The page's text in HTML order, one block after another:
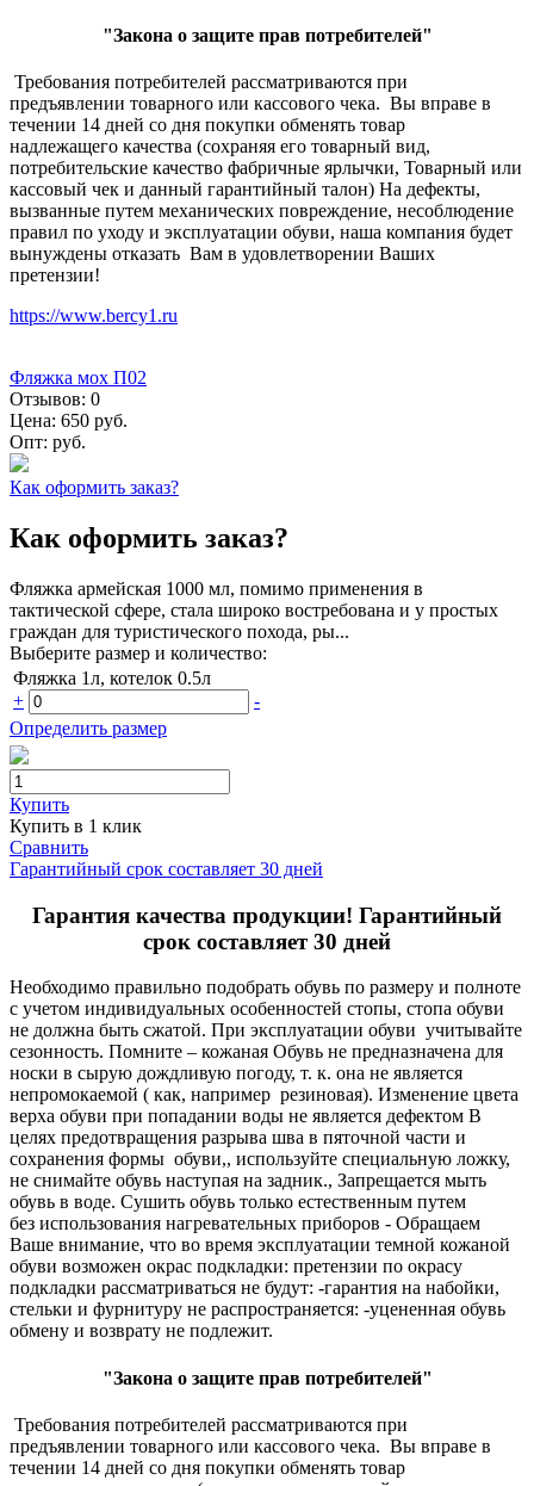
"Закона о защите прав потребителей"
Требования потребителей рассматриваются при
предъявлении товарного или кассового чека. Вы вправе в
течении 14 дней со дня покупки обменять товар
надлежащего качества (сохраняя его товарный вид,
потребительские качество фабричные ярлычки, Товарный или
кассовый чек и данный гарантийный талон) На дефекты,
вызванные путем механических повреждение, несоблюдение
правил по уходу и эксплуатации обуви, наша компания будет
вынуждены отказать Вам в удовлетворении Ваших
претензии!
https://www.bercy1.ru
Фляжка мох П02
Отзывов: 0
Цена: 650 руб.
Опт: руб.
Как оформить заказ?
Как оформить заказ?
Фляжка армейская 1000 мл, помимо применения в
тактической сфере, стала широко востребована и у простых
граждан для туристического похода, ры...
Выберите размер и количество:
Фляжка 1л, котелок 0.5л
+
-
Определить размер
Купить
Купить в 1 клик
Сравнить
Гарантийный срок составляет 30 дней
Гарантия качества продукции! Гарантийный
срок составляет 30 дней
Необходимо правильно подобрать обувь по размеру и полноте
с учетом индивидуальных особенностей стопы, стопа обуви
не должна быть сжатой. При эксплуатации обуви учитывайте
сезонность. Помните – кожаная Обувь не предназначена для
носки в сырую дождливую погоду, т. к. она не является
непромокаемой ( как, например резиновая). Изменение цвета
верха обуви при попадании воды не является дефектом В
целях предотвращения разрыва шва в пяточной части и
сохранения формы обуви,, используйте специальную ложку,
не снимайте обувь наступая на задник., Запрещается мыть
обувь в воде. Сушить обувь только естественным путем
без использования нагревательных приборов - Обращаем
Ваше внимание, что во время эксплуатации темной кожаной
обуви возможен окрас подкладки: претензии по окрасу
подкладки рассматриваться не будут: -гарантия на набойки,
стельки и фурнитуру не распространяется: -уцененная обувь
обмену и возврату не подлежит.
"Закона о защите прав потребителей"
Требования потребителей рассматриваются при
предъявлении товарного или кассового чека. Вы вправе в
течении 14 дней со дня покупки обменять товар